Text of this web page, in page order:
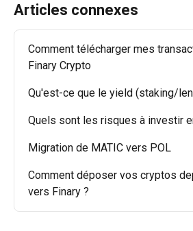
Articles connexes
Comment télécharger mes
Finary Crypto
Qu'est-ce que le yield (staking/
Quels sont les risques à investir
Migration de MATIC vers POL
Comment déposer vos cryptos
vers Finary ?